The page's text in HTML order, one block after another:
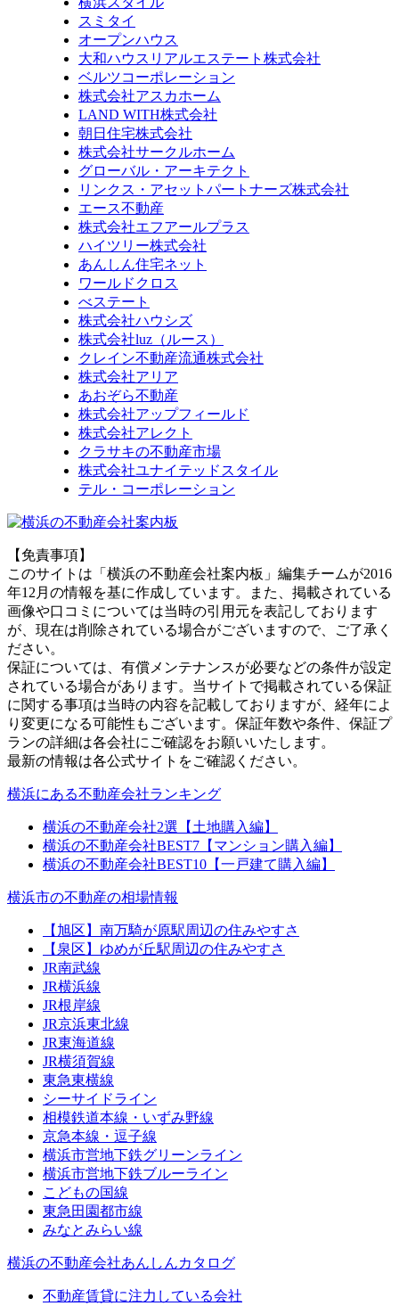
スミタイ
オープンハウス
大和ハウスリアルエステート株式会社
ベルツコーポレーション
株式会社アスカホーム
LAND WITH株式会社
朝日住宅株式会社
株式会社サークルホーム
グローバル・アーキテクト
リンクス・アセットパートナーズ株式会社
エース不動産
株式会社エフアールプラス
ハイツリー株式会社
あんしん住宅ネット
ワールドクロス
べステート
株式会社ハウシズ
株式会社luz（ルース）
クレイン不動産流通株式会社
株式会社アリア
あおぞら不動産
株式会社アップフィールド
株式会社アレクト
クラサキの不動産市場
株式会社ユナイテッドスタイル
テル・コーポレーション
【免責事項】
このサイトは「横浜の不動産会社案内板」編集チームが2016
年12月の情報を基に作成しています。また、掲載されている
画像や口コミについては当時の引用元を表記しております
が、現在は削除されている場合がございますので、ご了承く
ださい。
保証については、有償メンテナンスが必要などの条件が設定
されている場合があります。当サイトで掲載されている保証
に関する事項は当時の内容を記載しておりますが、経年によ
り変更になる可能性もございます。保証年数や条件、保証プ
ランの詳細は各会社にご確認をお願いいたします。
最新の情報は各公式サイトをご確認ください。
横浜にある不動産会社ランキング
横浜の不動産会社2選【土地購入編】
横浜の不動産会社BEST7【マンション購入編】
横浜の不動産会社BEST10【一戸建て購入編】
横浜市の不動産の相場情報
【旭区】南万騎が原駅周辺の住みやすさ
【泉区】ゆめが丘駅周辺の住みやすさ
JR南武線
JR横浜線
JR根岸線
JR京浜東北線
JR東海道線
JR横須賀線
東急東横線
シーサイドライン
相模鉄道本線・いずみ野線
京急本線・逗子線
横浜市営地下鉄グリーンライン
横浜市営地下鉄ブルーライン
こどもの国線
東急田園都市線
みなとみらい線
横浜の不動産会社あんしんカタログ
不動産賃貸に注力している会社